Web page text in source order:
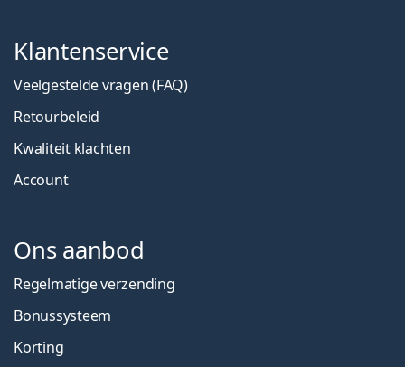
Klantenservice
Veelgestelde vragen (FAQ)
Retourbeleid
Kwaliteit klachten
Account
Ons aanbod
Regelmatige verzending
Bonussysteem
Korting